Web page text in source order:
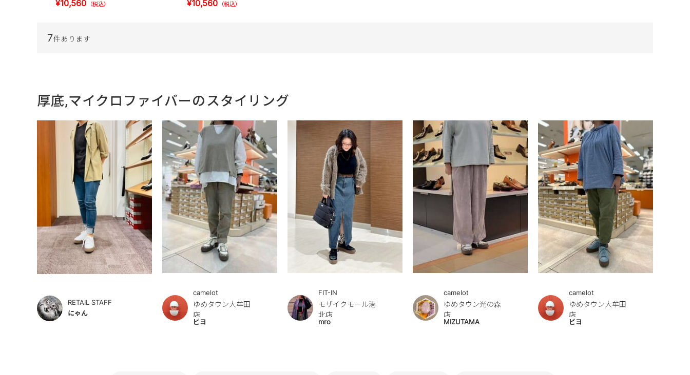
¥10,560 （税込） ¥10,560 （税込）
7件あります
厚底,マイクロファイバーのスタイリング
RETAIL STAFF
にゃん
camelot
ゆめタウン大牟田
店
ピヨ
FIT-IN
モザイクモール港
北店
mro
camelot
ゆめタウン光の森
店
MIZUTAMA
camelot
ゆめタウン大牟田
店
ピヨ